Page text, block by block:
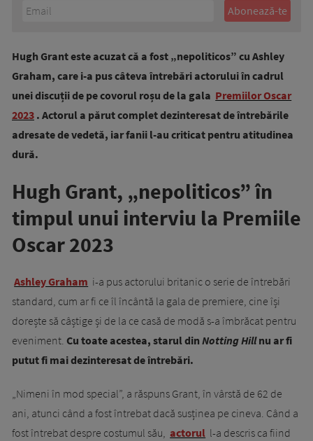
Hugh Grant este acuzat că a fost „nepoliticos” cu Ashley
Graham, care i-a pus câteva întrebări actorului în cadrul
unei discuții de pe covorul roșu de la gala Premiilor Oscar
2023 . Actorul a părut complet dezinteresat de întrebările
adresate de vedetă, iar fanii l-au criticat pentru atitudinea
dură.
Hugh Grant, „nepoliticos” în
timpul unui interviu la Premiile
Oscar 2023
Ashley Graham i-a pus actorului britanic o serie de întrebări
standard, cum ar fi ce îl încântă la gala de premiere, cine își
dorește să câștige și de la ce casă de modă s-a îmbrăcat pentru
eveniment. Cu toate acestea, starul din Notting Hillnu ar fi
putut fi mai dezinteresat de întrebări.
„Nimeni în mod special”, a răspuns Grant, în vârstă de 62 de
ani, atunci când a fost întrebat dacă susținea pe cineva. Când a
fost întrebat despre costumul său, actorul l-a descris ca fiind